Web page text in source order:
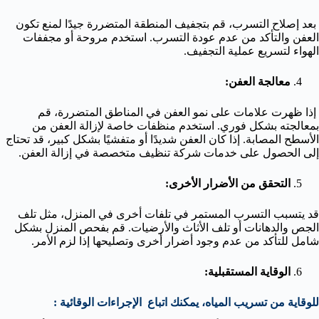
بعد إصلاح التسرب، قم بتجفيف المنطقة المتضررة جيدًا لمنع تكون
العفن والتأكد من عدم عودة التسرب. استخدم مروحة أو مجففات
الهواء لتسريع عملية التجفيف.
معالجة العفن:
إذا ظهرت علامات على نمو العفن في المناطق المتضررة، قم
بمعالجته بشكل فوري. استخدم منظفات خاصة لإزالة العفن من
الأسطح المصابة. إذا كان العفن شديدًا أو متفشيًا بشكل كبير، قد تحتاج
إلى الحصول على خدمات شركة تنظيف متخصصة في إزالة العفن.
التحقق من الأضرار الأخرى:
قد يتسبب التسرب المستمر في تلفات أخرى في المنزل، مثل تلف
الجص والدهانات أو تلف الأثاث والأرضيات. قم بفحص المنزل بشكل
شامل للتأكد من عدم وجود أضرار أخرى وتصليحها إذا لزم الأمر.
الوقاية المستقبلية:
للوقاية من تسريب المياه، يمكنك اتباع الإجراءات الوقائية :